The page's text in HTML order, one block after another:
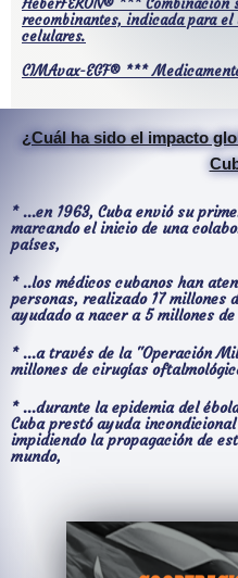
recombinantes, indicada para
celulares.
CIMAvax-EGF® ***
¿Cuál ha sido el impacto
* ...en 1963, Cuba envió su
marcando el inicio de una
países,
* ..los médicos cubanos han
personas, realizado 17
ayudado a nacer a 5 millones de
* ...a través de la "Operación
millones de cirugías
* ...durante la epidemia del
Cuba prestó ayuda
impidiendo la propagación de
mundo,